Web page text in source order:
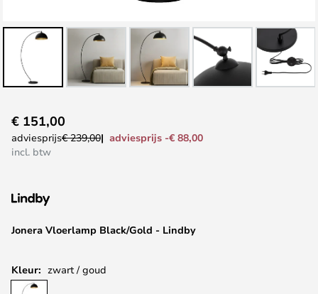
naar
het
de
gallerij
Jonera Vloerlamp Black/Gold - Lindby
€ 151,00
adviesprijs€ 239,00
adviesprijs -€ 88,00
incl. btw
Kleur: zwart / goud